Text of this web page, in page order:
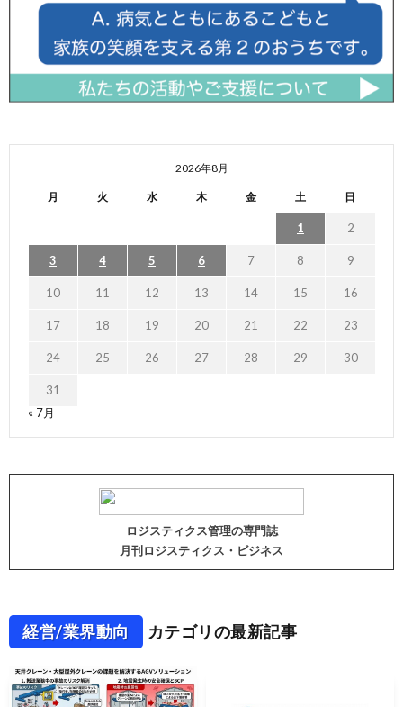
2026年8月
月 火 水 木 金 土 日
1 2
3 4 5 6 7 8 9
10 11 12 13 14 15 16
17 18 19 20 21 22 23
24 25 26 27 28 29 30
31
« 7月
ロジスティクス管理の専門誌
月刊ロジスティクス・ビジネス
経営/業界動向 カテゴリの最新記事